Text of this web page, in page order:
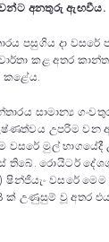
අනතුරු ඇඟවීය.
පසුගිය දා වසරේ
කළ අතර
කළේය.
සාමාන්‍ය
උපරිම වන
වසරේ මුල්
තිබේ. රොයිටර්
වසරේ මෙම
ක් උණුසුම් වූ අතර